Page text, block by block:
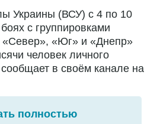
Украины (ВСУ) с 4 по 10
с группировками
«Север», «Юг» и «Днепр»
человек личного
в своём канале на
полностью